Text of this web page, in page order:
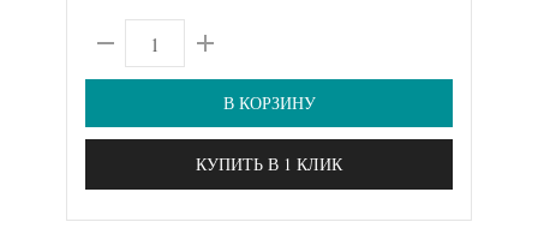
В КОРЗИНУ
КУПИТЬ В 1 КЛИК